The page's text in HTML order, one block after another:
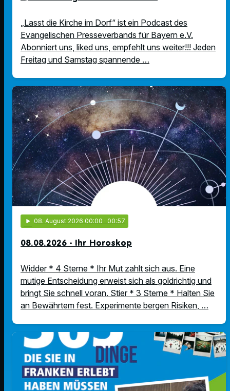
„Lasst die Kirche im Dorf“ ist ein Podcast des
Evangelischen Presseverbands für Bayern e.V.
Abonniert uns, liked uns, empfehlt uns weiter!!! Jeden
Freitag und Samstag spannende …
play_arrow 08. August 2026 00:00 · 00:57
08.08.2026 - Ihr Horoskop
Widder * 4 Sterne * Ihr Mut zahlt sich aus. Eine
mutige Entscheidung erweist sich als goldrichtig und
bringt Sie schnell voran. Stier * 3 Sterne * Halten Sie
an Bewährtem fest. Experimente bergen Risiken, …